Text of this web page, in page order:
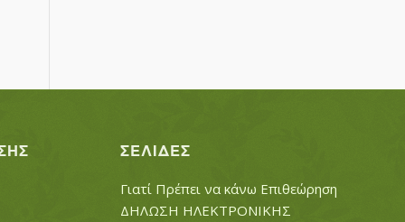
ΣΕΛΊΔΕΣ
Γιατί Πρέπει να κάνω Επιθεώρηση
ΔΗΛΩΣΗ ΗΛΕΚΤΡΟΝΙΚΗΣ